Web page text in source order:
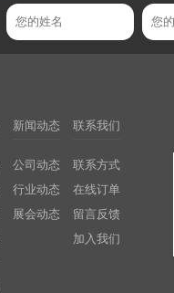
新闻动态
公司动态
行业动态
展会动态
联系我们
联系方式
在线订单
留言反馈
加入我们